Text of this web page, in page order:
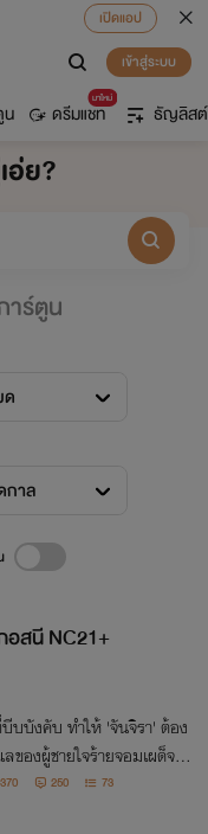
เปิดแอป
เข้าสู่ระบบ
มาใหม่
ดรีมแชท ธัญลิสต์
อ่ย?
าร์ตูน
กาล
อสนี NC21+
บบังคับ ทำให้ 'จันจิรา' ต้อง
ของผู้ชายใจร้ายจอมเผด็จกา
' แต่แล้วจากที่ควรจะดูแลเรื่อ
เขากลับกลายเป็นตัวอันตร
370 250 73